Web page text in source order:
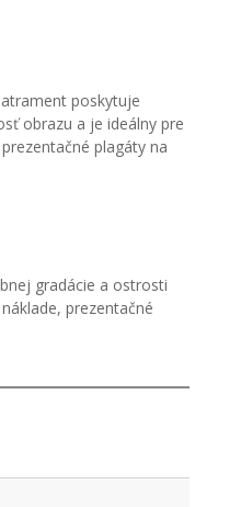
poskytuje
obrazu a je ideálny pre
plagáty na
gradácie a ostrosti
prezentačné